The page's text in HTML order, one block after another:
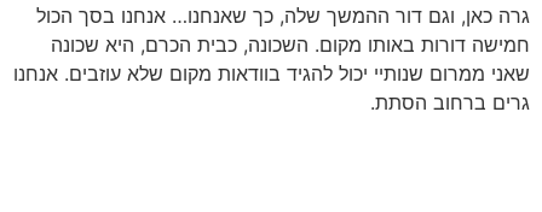
גרה כאן, וגם דור ההמשך שלה, כך שאנחנו… אנחנו בסך הכול
חמישה דורות באותו מקום. השכונה, כבית הכרם, היא שכונה
שאני ממרום שנותיי יכול להגיד בוודאות מקום שלא עוזבים. אנחנו
גרים ברחוב הסתת.